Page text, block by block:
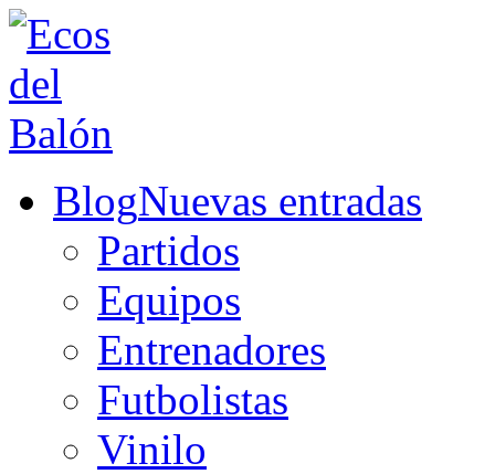
BlogNuevas entradas
Partidos
Equipos
Entrenadores
Futbolistas
Vinilo